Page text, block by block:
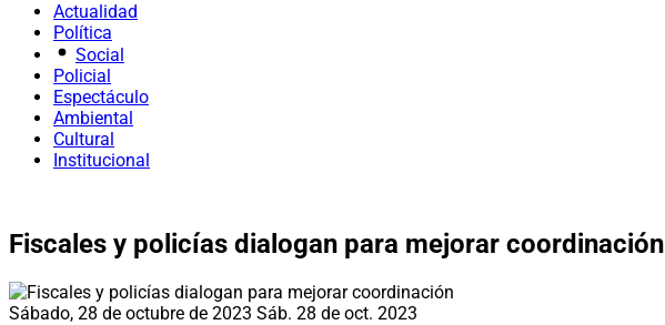
Actualidad
Política
Social
Policial
Espectáculo
Ambiental
Cultural
Institucional
Fiscales y policías dialogan para mejorar coordinación
Sábado, 28 de octubre de 2023 Sáb. 28 de oct. 2023